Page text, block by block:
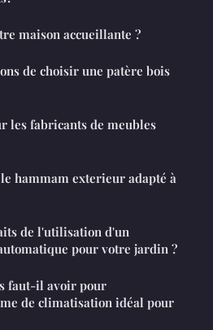
maison accueillante ?
de choisir une patère bois
les fabricants de meubles
hammam exterieur adapté à
de l'utilisation d'un
pour votre jardin ?
faut-il avoir pour
de climatisation idéal pour